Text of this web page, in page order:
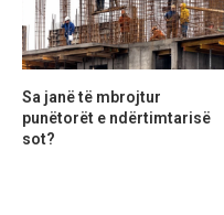
Sa janë të mbrojtur
punëtorët e ndërtimtarisë
sot?